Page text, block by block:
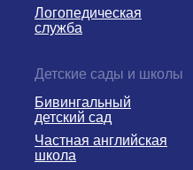
Логопедическая
служба
Частная английская
школа
Бивингальный
детский сад
Детские сады и школы